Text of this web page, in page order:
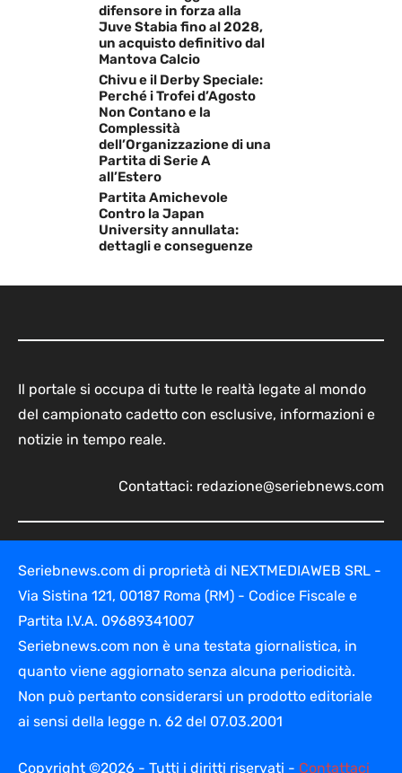
difensore in forza alla
Juve Stabia fino al 2028,
un acquisto definitivo dal
Mantova Calcio
Chivu e il Derby Speciale:
Perché i Trofei d’Agosto
Non Contano e la
Complessità
dell’Organizzazione di una
Partita di Serie A
all’Estero
Partita Amichevole
Contro la Japan
University annullata:
dettagli e conseguenze
Il portale si occupa di tutte le realtà legate al mondo
del campionato cadetto con esclusive, informazioni e
notizie in tempo reale.
Contattaci: redazione@seriebnews.com
Seriebnews.com di proprietà di NEXTMEDIAWEB SRL -
Via Sistina 121, 00187 Roma (RM) - Codice Fiscale e
Partita I.V.A. 09689341007
Seriebnews.com non è una testata giornalistica, in
quanto viene aggiornato senza alcuna periodicità.
Non può pertanto considerarsi un prodotto editoriale
ai sensi della legge n. 62 del 07.03.2001
Copyright ©2026 - Tutti i diritti riservati - Contattaci